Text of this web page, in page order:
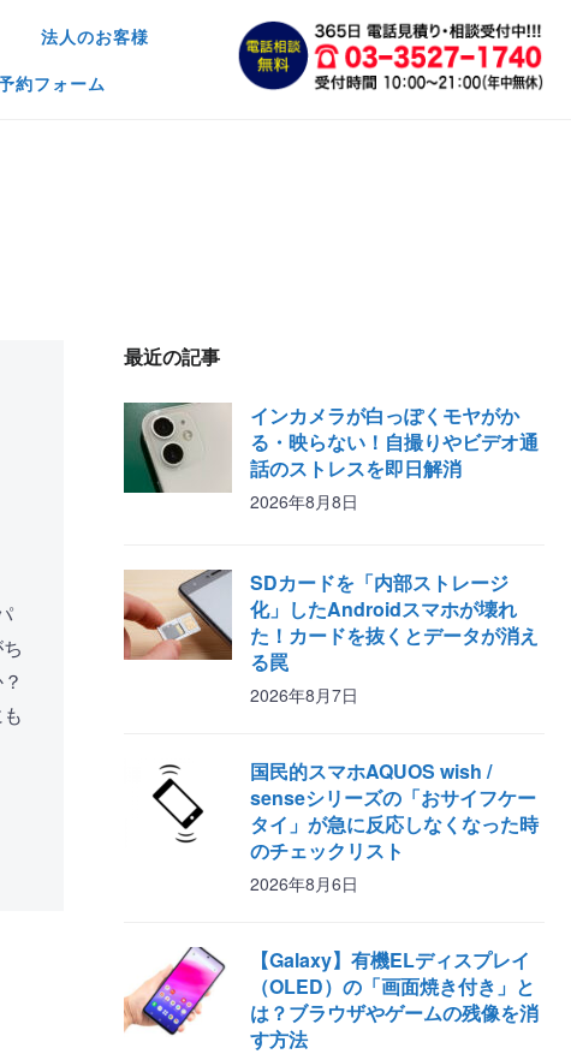
法人のお客様
約フォーム
最近の記事
インカメラが白っぽくモヤがか
る・映らない！自撮りやビデオ通
話のストレスを即日解消
2026年8月8日
SDカードを「内部ストレージ
化」したAndroidスマホが壊れ
た！カードを抜くとデータが消え
る罠
2026年8月7日
国民的スマホAQUOS wish /
senseシリーズの「おサイフケー
タイ」が急に反応しなくなった時
のチェックリスト
2026年8月6日
【Galaxy】有機ELディスプレイ
（OLED）の「画面焼き付き」と
は？ブラウザやゲームの残像を消
す方法